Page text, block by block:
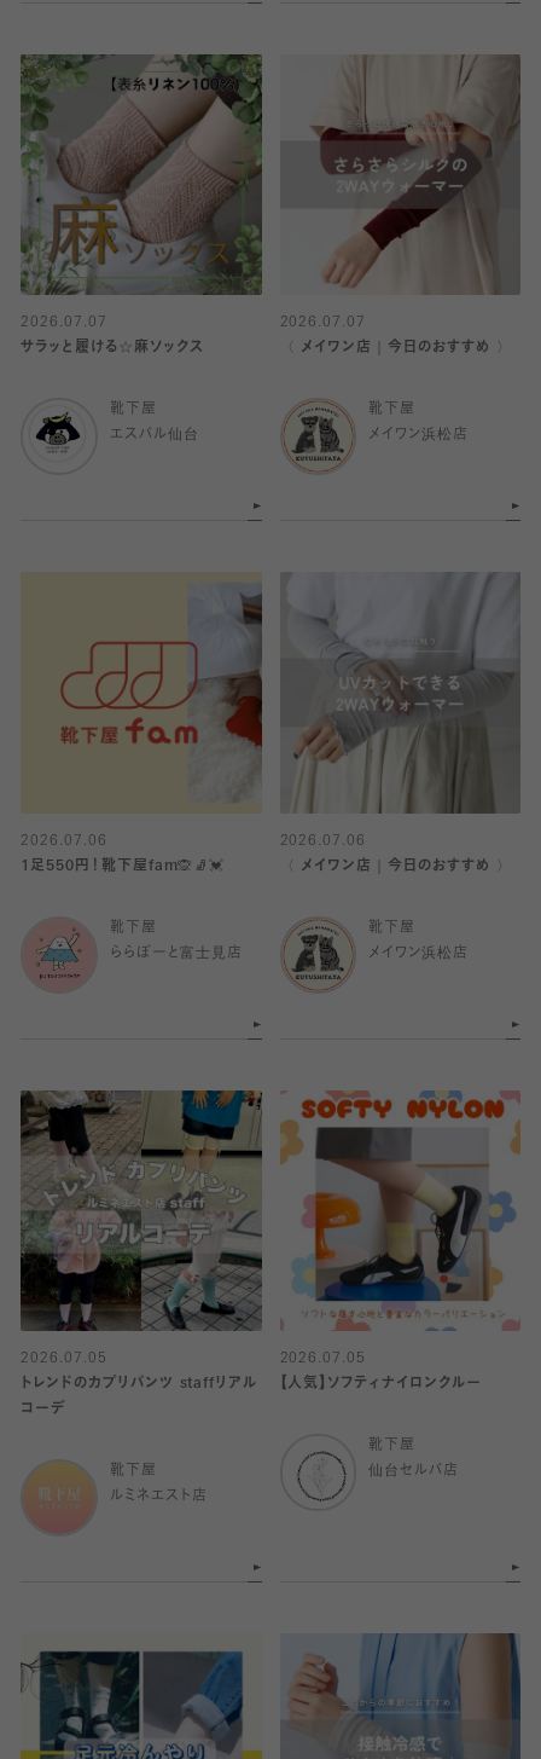
2026.07.07
サラッと履ける☆麻ソックス
靴下屋
エスパル仙台
2026.07.07
〈 メイワン店｜今日のおすすめ 〉
靴下屋
メイワン浜松店
2026.07.06
1足550円！靴下屋fam🙊🧦💓
靴下屋
ららぽーと富士見店
2026.07.06
〈 メイワン店｜今日のおすすめ 〉
靴下屋
メイワン浜松店
2026.07.05
トレンドのカプリパンツ staffリアル
コーデ
靴下屋
ルミネエスト店
2026.07.05
【人気】ソフティナイロンクルー
靴下屋
仙台セルバ店